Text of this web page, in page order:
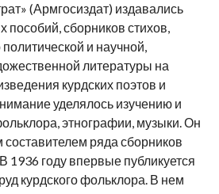
(Армгосиздат) издавались
пособий, сборников стихов,
и научной,
литературы на
курдских поэтов и
уделялось изучению и
этнографии, музыки. Он
ряда сборников
1936 году впервые публикуется
курдского фольклора. В нем